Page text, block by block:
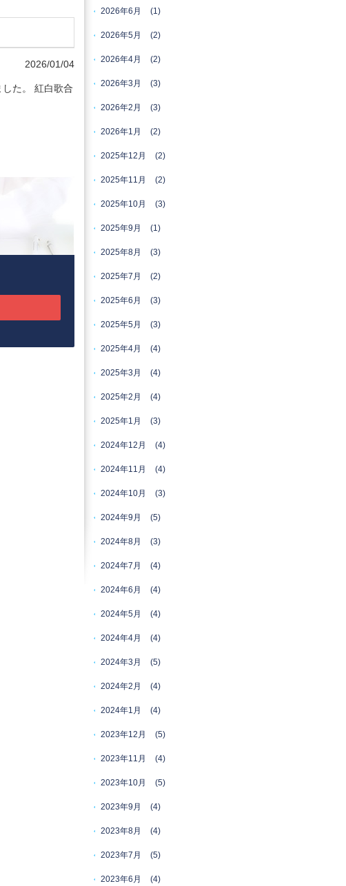
2026/01/04
た。 紅白歌合
2026年6月 (1)
2026年5月 (2)
2026年4月 (2)
2026年3月 (3)
2026年2月 (3)
2026年1月 (2)
2025年12月 (2)
2025年11月 (2)
2025年10月 (3)
2025年9月 (1)
2025年8月 (3)
2025年7月 (2)
2025年6月 (3)
2025年5月 (3)
2025年4月 (4)
2025年3月 (4)
2025年2月 (4)
2025年1月 (3)
2024年12月 (4)
2024年11月 (4)
2024年10月 (3)
2024年9月 (5)
2024年8月 (3)
2024年7月 (4)
2024年6月 (4)
2024年5月 (4)
2024年4月 (4)
2024年3月 (5)
2024年2月 (4)
2024年1月 (4)
2023年12月 (5)
2023年11月 (4)
2023年10月 (5)
2023年9月 (4)
2023年8月 (4)
2023年7月 (5)
2023年6月 (4)